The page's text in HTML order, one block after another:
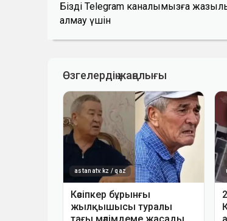
Біздің Telegram каналымызға
алмау үшін